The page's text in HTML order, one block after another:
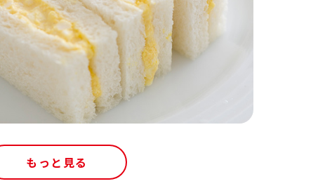
もっと見る